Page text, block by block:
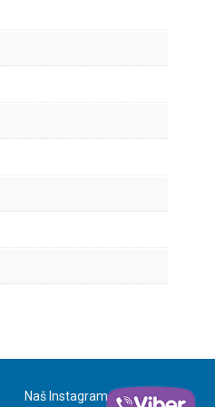
Naš Instagram Blog